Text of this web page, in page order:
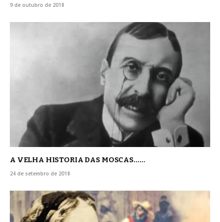
9 de outubro de 2018
A VELHA HISTORIA DAS MOSCAS……
24 de setembro de 2018